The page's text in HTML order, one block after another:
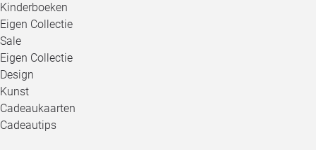
Kinderboeken
Eigen Collectie
Sale
Eigen Collectie
Design
Kunst
Cadeaukaarten
Cadeautips